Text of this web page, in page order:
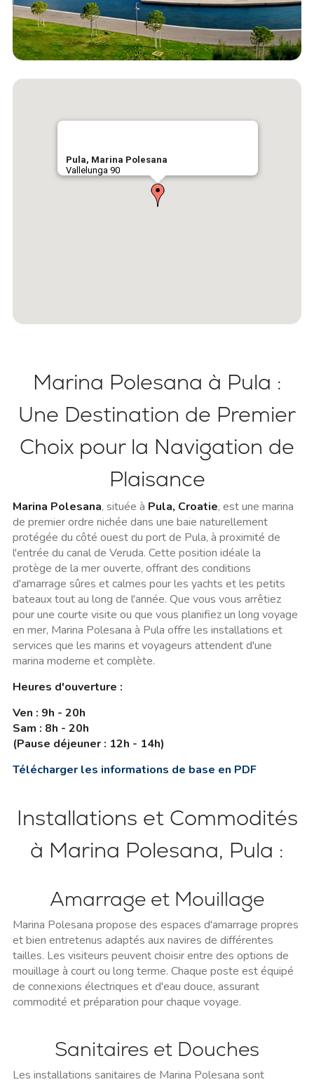
Pula, Marina Polesana
Vallelunga 90
Marina Polesana à Pula :
Une Destination de Premier
Choix pour la Navigation de
Plaisance
Marina Polesana, située à Pula, Croatie, est une marina
de premier ordre nichée dans une baie naturellement
protégée du côté ouest du port de Pula, à proximité de
l'entrée du canal de Veruda. Cette position idéale la
protège de la mer ouverte, offrant des conditions
d'amarrage sûres et calmes pour les yachts et les petits
bateaux tout au long de l'année. Que vous vous arrêtiez
pour une courte visite ou que vous planifiez un long voyage
en mer, Marina Polesana à Pula offre les installations et
services que les marins et voyageurs attendent d'une
marina moderne et complète.
Heures d'ouverture :
Ven : 9h - 20h
Sam : 8h - 20h
(Pause déjeuner : 12h - 14h)
Télécharger les informations de base en PDF
Installations et Commodités
à Marina Polesana, Pula :
Amarrage et Mouillage
Marina Polesana propose des espaces d'amarrage propres
et bien entretenus adaptés aux navires de différentes
tailles. Les visiteurs peuvent choisir entre des options de
mouillage à court ou long terme. Chaque poste est équipé
de connexions électriques et d'eau douce, assurant
commodité et préparation pour chaque voyage.
Sanitaires et Douches
Les installations sanitaires de Marina Polesana sont